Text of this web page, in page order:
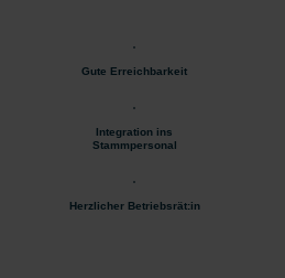
Gute Erreichbarkeit
Integration ins
Stammpersonal
Herzlicher Betriebsrät:in